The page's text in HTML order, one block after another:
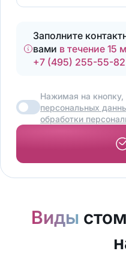
Заполните
вами в течение 15
+7 (495) 255-55-82
Нажимая на
персональных
обработки
Виды